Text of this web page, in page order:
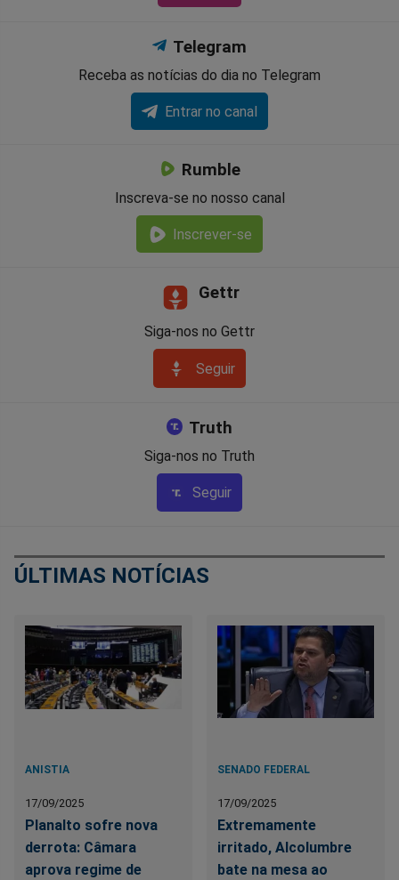
Telegram
Receba as notícias do dia no Telegram
Entrar no canal
Rumble
Inscreva-se no nosso canal
Inscrever-se
Gettr
Siga-nos no Gettr
Seguir
Truth
Siga-nos no Truth
Seguir
ÚLTIMAS NOTÍCIAS
ANISTIA
17/09/2025
Planalto sofre nova
derrota: Câmara
aprova regime de
SENADO FEDERAL
17/09/2025
Extremamente
irritado, Alcolumbre
bate na mesa ao